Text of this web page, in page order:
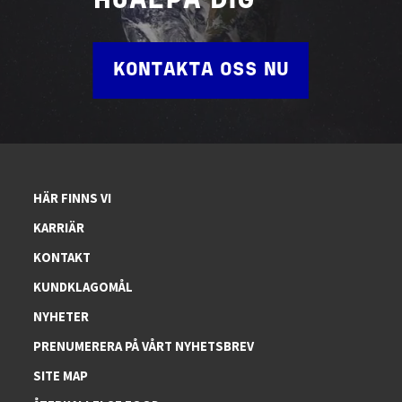
KONTAKTA OSS NU
HÄR FINNS VI
KARRIÄR
KONTAKT
KUNDKLAGOMÅL
NYHETER
PRENUMERERA PÅ VÅRT NYHETSBREV
SITE MAP